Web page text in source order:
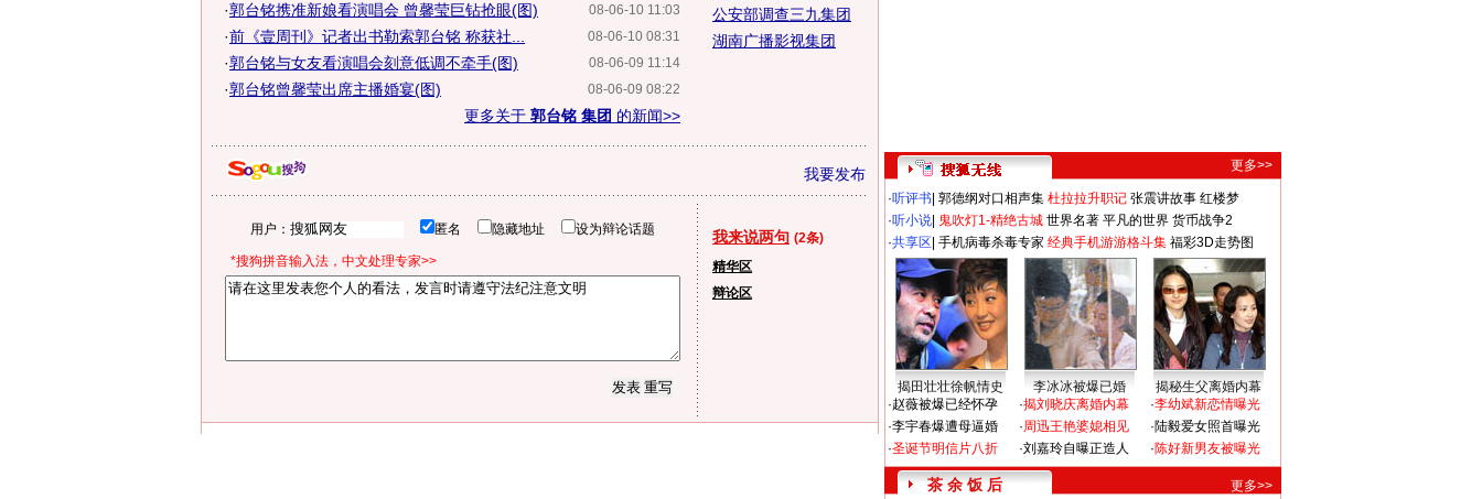
08-06-10 11:03
·郭台铭携准新娘看演唱会 曾馨莹巨钻抢眼(图)
08-06-10 08:31
·前《壹周刊》记者出书勒索郭台铭 称获社...
08-06-09 11:14
·郭台铭与女友看演唱会刻意低调不牵手(图)
08-06-09 08:22
·郭台铭曾馨莹出席主播婚宴(图)
更多关于 郭台铭 集团 的新闻>>
公安部调查三九集团
湖南广播影视集团
我要发布
用户： 匿名 隐藏地址 设为辩论话题
*搜狗拼音输入法，中文处理专家>>
我来说两句 (2条)
精华区
辩论区
更多>>
·听评书 郭德纲对口相声集 杜拉拉升职记 张震讲故事 红楼梦
·听小说 鬼吹灯1-精绝古城 世界名著 平凡的世界 货币战争2
·共享区 手机病毒杀毒专家 经典手机游游格斗集 福彩3D走势图
揭田壮壮徐帆情史 李冰冰被爆已婚
揭秘生父离婚内幕
·赵薇被爆已经怀孕
·李宇春爆遭母逼婚
·圣诞节明信片八折
·揭刘晓庆离婚内幕
·周迅王艳婆媳相见
·刘嘉玲自曝正造人
·李幼斌新恋情曝光
·陆毅爱女照首曝光
·陈好新男友被曝光
茶 余 饭 后
更多>>